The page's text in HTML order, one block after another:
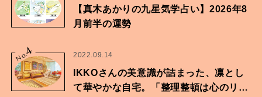
【真木あかりの九星気学占い】2026年8
月前半の運勢
No.
4 2022.09.14
IKKOさんの美意識が詰まった、凛とし
て華やかな自宅。「整理整頓は心のリズ